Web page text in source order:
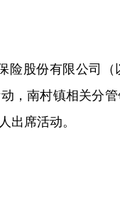
险股份有限公司
，南村镇相关分
出席活动。